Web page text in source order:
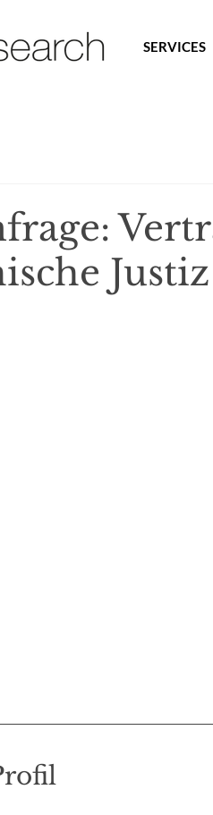
SERVICES
Justiz